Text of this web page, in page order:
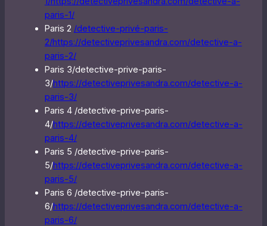
paris-1/
Paris 2 /detective-privé-paris-
2/https://detectiveprivesandra.com/detective-a-
paris-2/
Paris 3/detective-prive-paris-
3/https://detectiveprivesandra.com/detective-a-
paris-3/
Paris 4 /detective-prive-paris-
4/https://detectiveprivesandra.com/detective-a-
paris-4/
Paris 5 /detective-prive-paris-
5/https://detectiveprivesandra.com/detective-a-
paris-5/
Paris 6 /detective-prive-paris-
6/https://detectiveprivesandra.com/detective-a-
paris-6/